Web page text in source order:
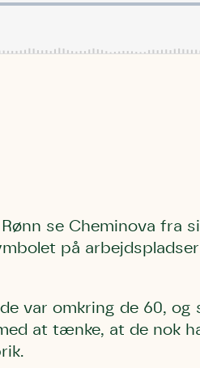
se Cheminova fra
på
var omkring de 60, og
at tænke, at de nok